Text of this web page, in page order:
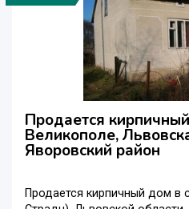
Продается
Великополе,
Яворовский район
Продается кирпичный дом в